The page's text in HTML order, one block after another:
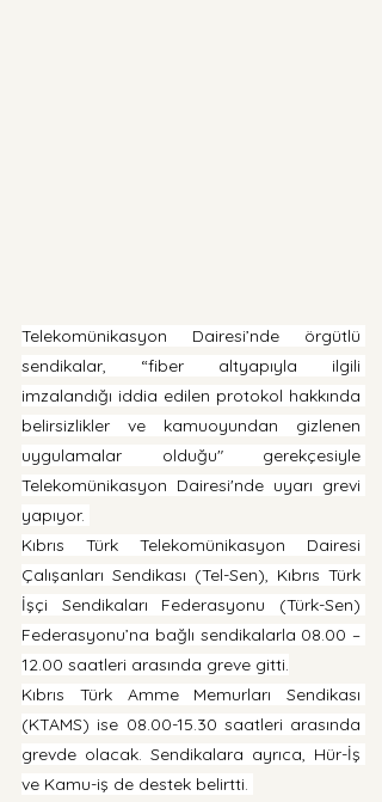
Telekomünikasyon Dairesi’nde örgütlü
sendikalar, “fiber altyapıyla ilgili
imzalandığı iddia edilen protokol hakkında
belirsizlikler ve kamuoyundan gizlenen
uygulamalar olduğu" gerekçesiyle
Telekomünikasyon Dairesi'nde uyarı grevi
yapıyor.
Kıbrıs Türk Telekomünikasyon Dairesi
Çalışanları Sendikası (Tel-Sen), Kıbrıs Türk
İşçi Sendikaları Federasyonu (Türk-Sen)
Federasyonu’na bağlı sendikalarla 08.00 –
12.00 saatleri arasında greve gitti.
Kıbrıs Türk Amme Memurları Sendikası
(KTAMS) ise 08.00-15.30 saatleri arasında
grevde olacak. Sendikalara ayrıca, Hür-İş
ve Kamu-iş de destek belirtti.